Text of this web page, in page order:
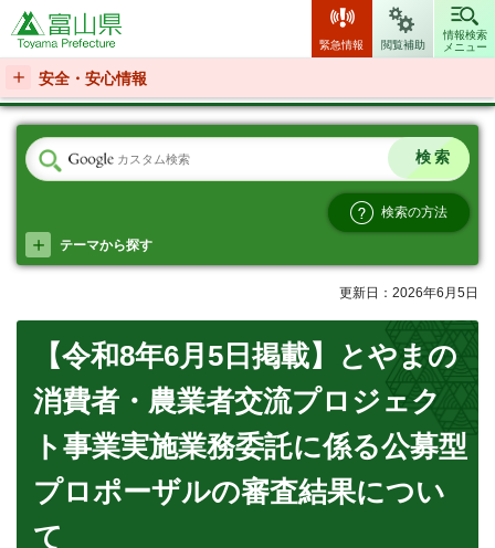
富山県
緊急情報 閲覧補助
情報検索
メニュー
安全・安心情報
検索の方法
テーマから探す
更新日：2026年6月5日
【令和8年6月5日掲載】とやまの
消費者・農業者交流プロジェク
ト事業実施業務委託に係る公募型
プロポーザルの審査結果につい
て